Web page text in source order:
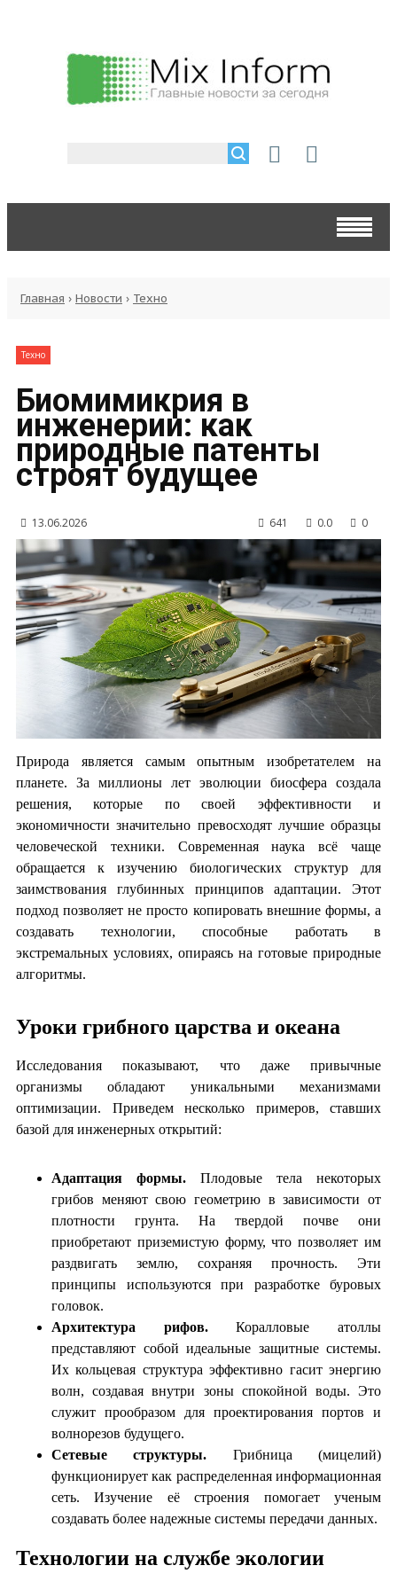
Главная › Новости › Техно
Техно
Биомимикрия в
инженерии: как
природные патенты
строят будущее
13.06.2026 641 0.0 0
Природа является самым опытным изобретателем на
планете. За миллионы лет эволюции биосфера создала
решения, которые по своей эффективности и
экономичности значительно превосходят лучшие образцы
человеческой техники. Современная наука всё чаще
обращается к изучению биологических структур для
заимствования глубинных принципов адаптации. Этот
подход позволяет не просто копировать внешние формы, а
создавать технологии, способные работать в
экстремальных условиях, опираясь на готовые природные
алгоритмы.
Уроки грибного царства и океана
Исследования показывают, что даже привычные
организмы обладают уникальными механизмами
оптимизации. Приведем несколько примеров, ставших
базой для инженерных открытий:
Адаптация формы. Плодовые тела некоторых
грибов меняют свою геометрию в зависимости от
плотности грунта. На твердой почве они
приобретают приземистую форму, что позволяет им
раздвигать землю, сохраняя прочность. Эти
принципы используются при разработке буровых
головок.
Архитектура рифов.Коралловые атоллы
представляют собой идеальные защитные системы.
Их кольцевая структура эффективно гасит энергию
волн, создавая внутри зоны спокойной воды. Это
служит прообразом для проектирования портов и
волнорезов будущего.
Сетевые структуры. Грибница (мицелий)
функционирует как распределенная информационная
сеть. Изучение её строения помогает ученым
создавать более надежные системы передачи данных.
Технологии на службе экологии